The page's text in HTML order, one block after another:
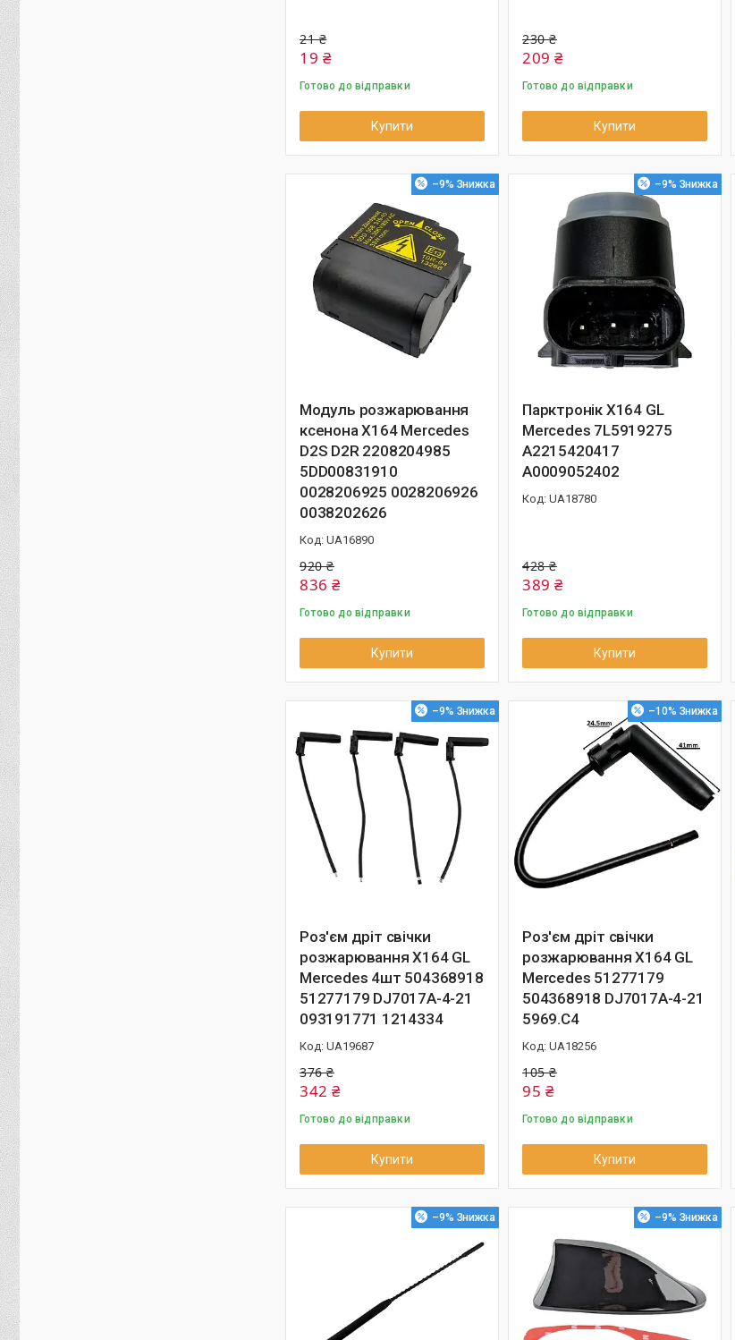
21 ₴
19 ₴
Готово до відправки
Купити
230 ₴
209 ₴
Готово до відправки
Купити
–9%
Модуль розжарювання
ксенона X164 Mercedes
D2S D2R 2208204985
5DD00831910
0028206925 0028206926
0038202626
UA16890
920 ₴
836 ₴
Готово до відправки
Купити
–9%
Парктронік X164 GL
Mercedes 7L5919275
A2215420417
A0009052402
UA18780
428 ₴
389 ₴
Готово до відправки
Купити
–9%
Роз'єм дріт свічки
розжарювання X164 GL
Mercedes 4шт 504368918
51277179 DJ7017A-4-21
093191771 1214334
UA19687
376 ₴
342 ₴
Готово до відправки
Купити
–10%
Роз'єм дріт свічки
розжарювання X164 GL
Mercedes 51277179
504368918 DJ7017A-4-21
5969.C4
UA18256
105 ₴
95 ₴
Готово до відправки
Купити
–9% –9%